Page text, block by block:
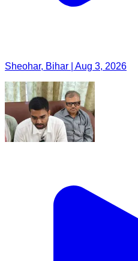
Sheohar, Bihar | Aug 3, 2026